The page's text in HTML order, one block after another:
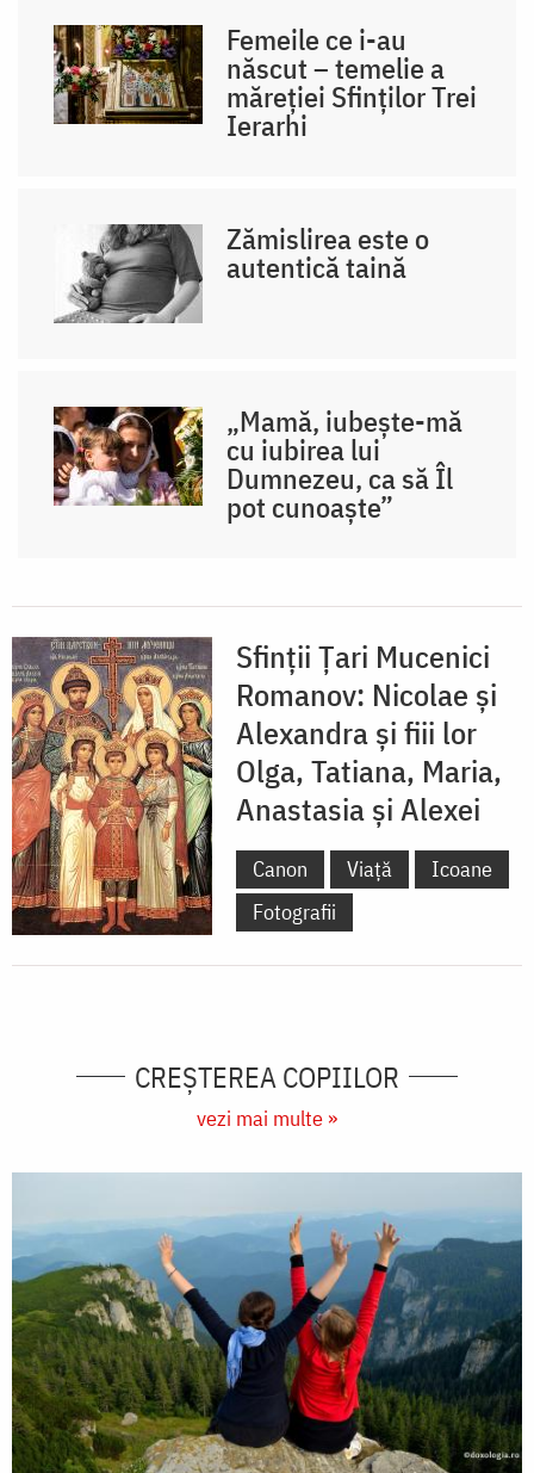
Femeile ce i-au
născut – temelie a
măreției Sfinților Trei
Ierarhi
Zămislirea este o
autentică taină
„Mamă, iubește-mă
cu iubirea lui
Dumnezeu, ca să Îl
pot cunoaște”
Sfinții Țari Mucenici
Romanov: Nicolae și
Alexandra și fiii lor
Olga, Tatiana, Maria,
Anastasia și Alexei
Canon Viață
Icoane
Fotografii
CREŞTEREA COPIILOR
vezi mai multe »